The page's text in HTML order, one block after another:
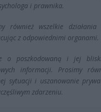
i prawnika.
również wszelkie
z odpowiednimi organami.
o poszkodowaną i jej
informacji. Prosimy
sytuacji i uszanowanie
zdarzeniu.